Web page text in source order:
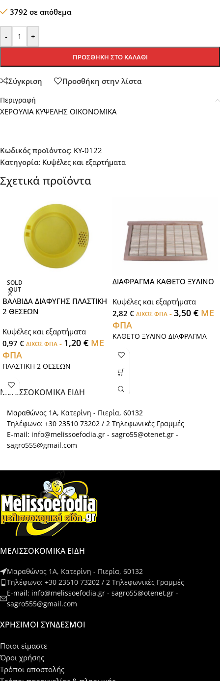
3792 σε απόθεμα
- +
ΠΡΟΣΘΉΚΗ ΣΤΟ ΚΑΛΆΘΙ
Σύγκριση Προσθήκη στην λίστα
Περιγραφή
ΧΕΡΟΥΛΙΑ ΚΥΨΕΛΗΣ ΟΙΚΟΝΟΜΙΚΑ
Κωδικός προϊόντος: KY-0122
Κατηγορία: Κυψέλες και εξαρτήματα
Σχετικά προϊόντα
SOLD
OUT
ΒΑΛΒΙΔΑ ΔΙΑΦΥΓΗΣ ΠΛΑΣΤΙΚΗ
2 ΘΕΣΕΩΝ
Κυψέλες και εξαρτήματα
0,97 € ΔΙΧΩΣ ΦΠΑ - 1,20 € ΜΕ
ΦΠΑ
ΠΛΑΣΤΙΚΗ 2 ΘΕΣΕΩΝ
ΔΙΑΦΡΑΓΜΑ ΚΑΘΕΤΟ ΞΥΛΙΝΟ
Κυψέλες και εξαρτήματα
2,82 € ΔΙΧΩΣ ΦΠΑ - 3,50 € ΜΕ
ΦΠΑ
ΚΑΘΕΤΟ ΞΥΛΙΝΟ ΔΙΑΦΡΑΓΜΑ
ΜΕΛΙΣΣΟΚΟΜΙΚΑ ΕΙΔΗ
Μαραθώνος 1Α, Κατερίνη - Πιερία, 60132
Τηλέφωνο: +30 23510 73202 / 2 Τηλεφωνικές Γραμμές
E-mail: info@melissoefodia.gr - sagro55@otenet.gr -
sagro555@gmail.com
ΜΕΛΙΣΣΟΚΟΜΙΚΑ ΕΙΔΗ
Μαραθώνος 1Α, Κατερίνη - Πιερία, 60132
Τηλέφωνο: +30 23510 73202 / 2 Τηλεφωνικές Γραμμές
E-mail: info@melissoefodia.gr - sagro55@otenet.gr -
sagro555@gmail.com
ΧΡΉΣΙΜΟΙ ΣΎΝΔΕΣΜΟΙ
Ποιοι είμαστε
Όροι χρήσης
Τρόποι αποστολής